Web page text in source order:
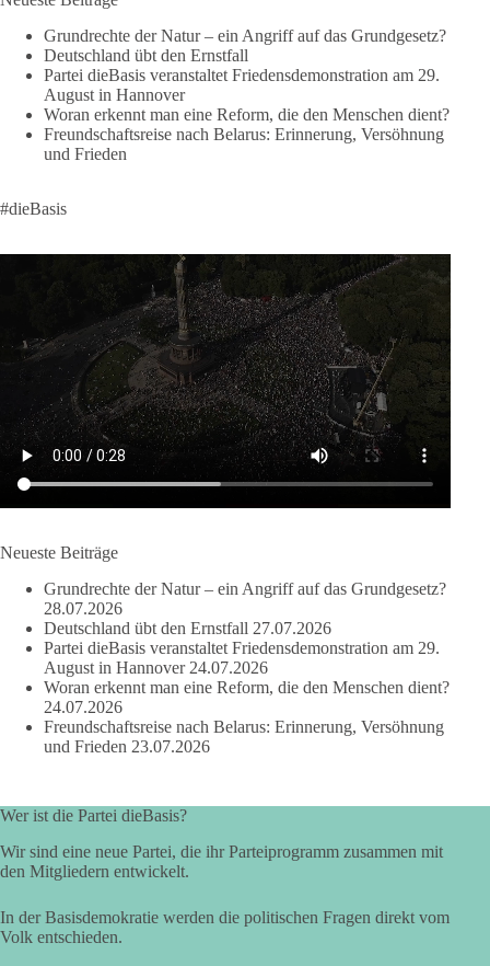
🟩🟩🟦🟦🟥🟥🟧🟧
Like, teile und kommentiere unsere Beiträge, damit noch mehr
Menschen mitbekommen, wofür wir stehen und warum es sich
lohnt, dieBasis zu wählen.
Mehr Infos: https://diebasis-st.de/wahlprogramm/
Auf Facebook ansehen
DieBasis
2 Tage(n) zuvor
🔎 Über 100-mal keine Antwort.
Anthony Fauci, Immunologe und Berater des ehemaligen US-
Präsidenten, hat bei einer Anhörung des US-Senats auf mehr
als 100 Fragen die Aussage verweigert. Die juristische
Bewertung werden Gerichte und Ermittlungen klären – auch
der Vorgang eines deutlich:
Die Corona-Zeit ist noch lange nicht aufgearbeitet.
Auch in Deutschland warten viele Menschen bis heute auf
Antworten:
❓ Wie wurden politische Entscheidungen getroffen?
❓ Welche Maßnahmen waren notwendig und welche nicht?
❓Und wer übernimmt die Verantwortung für die massiven
in unseren Rechtsstaat?
🟩🟩🟦🟦🟥🟥🟧🟧
Fragen zu vermeiden. Sie lebt davon, Fragen offen zu stellen
und transparent zu beantworten.
Grundrechte der Natur – ein Angriff auf das Grundgesetz?
Deutschland übt den Ernstfall
Partei dieBasis veranstaltet Friedensdemonstration am 29.
August in Hannover
Woran erkennt man eine Reform, die den Menschen dient?
Freundschaftsreise nach Belarus: Erinnerung, Versöhnung
und Frieden
#dieBasis
Neueste Beiträge
Grundrechte der Natur – ein Angriff auf das Grundgesetz?
28.07.2026
Deutschland übt den Ernstfall 27.07.2026
Partei dieBasis veranstaltet Friedensdemonstration am 29.
August in Hannover 24.07.2026
Woran erkennt man eine Reform, die den Menschen dient?
24.07.2026
Freundschaftsreise nach Belarus: Erinnerung, Versöhnung
und Frieden 23.07.2026
Wer ist die Partei dieBasis?
Wir sind eine neue Partei, die ihr Parteiprogramm zusammen mit
den Mitgliedern entwickelt.
In der Basisdemokratie werden die politischen Fragen direkt vom
Volk entschieden.